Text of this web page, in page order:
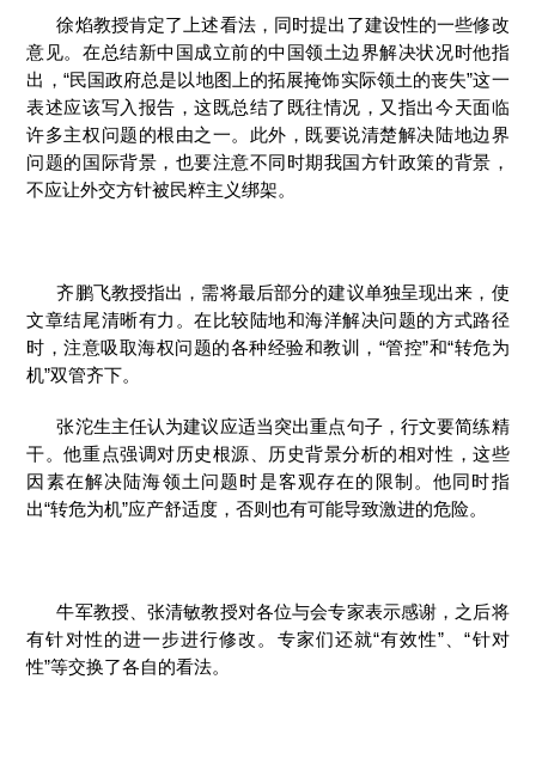
徐焰教授肯定了上述看法，同时提出了建设性的一些修改
意见。在总结新中国成立前的中国领土边界解决状况时他指
出，“民国政府总是以地图上的拓展掩饰实际领土的丧失”这一
表述应该写入报告，这既总结了既往情况，又指出今天面临
许多主权问题的根由之一。此外，既要说清楚解决陆地边界
问题的国际背景，也要注意不同时期我国方针政策的背景，
不应让外交方针被民粹主义绑架。
齐鹏飞教授指出，需将最后部分的建议单独呈现出来，使
文章结尾清晰有力。在比较陆地和海洋解决问题的方式路径
时，注意吸取海权问题的各种经验和教训，“管控”和“转危为
机”双管齐下。
张沱生主任认为建议应适当突出重点句子，行文要简练精
干。他重点强调对历史根源、历史背景分析的相对性，这些
因素在解决陆海领土问题时是客观存在的限制。他同时指
出“转危为机”应产舒适度，否则也有可能导致激进的危险。
牛军教授、张清敏教授对各位与会专家表示感谢，之后将
有针对性的进一步进行修改。专家们还就“有效性”、“针对
性”等交换了各自的看法。